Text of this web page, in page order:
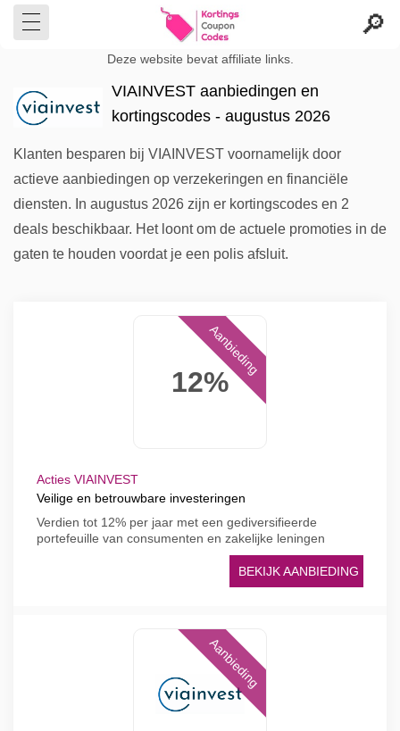
Deze website bevat affiliate links.
VIAINVEST aanbiedingen en
kortingscodes - augustus 2026
Klanten besparen bij VIAINVEST voornamelijk door
actieve aanbiedingen op verzekeringen en financiële
diensten. In augustus 2026 zijn er kortingscodes en 2
deals beschikbaar. Het loont om de actuele promoties in de
gaten te houden voordat je een polis afsluit.
12%
Aanbieding
Acties VIAINVEST
Veilige en betrouwbare investeringen
Verdien tot 12% per jaar met een gediversifieerde
portefeuille van consumenten en zakelijke leningen
BEKIJK AANBIEDING
Aanbieding